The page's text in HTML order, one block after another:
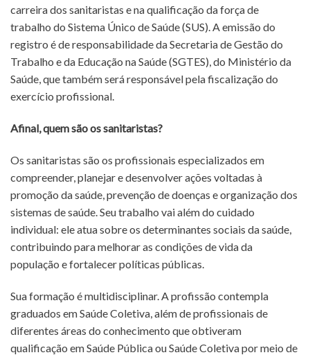
carreira dos sanitaristas e na qualificação da força de
trabalho do Sistema Único de Saúde (SUS). A emissão do
registro é de responsabilidade da Secretaria de Gestão do
Trabalho e da Educação na Saúde (SGTES), do Ministério da
Saúde, que também será responsável pela fiscalização do
exercício profissional.
Afinal, quem são os sanitaristas?
Os sanitaristas são os profissionais especializados em
compreender, planejar e desenvolver ações voltadas à
promoção da saúde, prevenção de doenças e organização dos
sistemas de saúde. Seu trabalho vai além do cuidado
individual: ele atua sobre os determinantes sociais da saúde,
contribuindo para melhorar as condições de vida da
população e fortalecer políticas públicas.
Sua formação é multidisciplinar. A profissão contempla
graduados em Saúde Coletiva, além de profissionais de
diferentes áreas do conhecimento que obtiveram
qualificação em Saúde Pública ou Saúde Coletiva por meio de